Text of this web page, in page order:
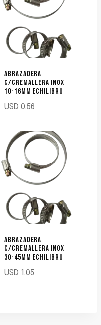
ABRAZADERA
C/CREMALLERA INOX
10-16MM ECHILIBRU
USD 0.56
ABRAZADERA
C/CREMALLERA INOX
30-45MM ECHILIBRU
USD 1.05